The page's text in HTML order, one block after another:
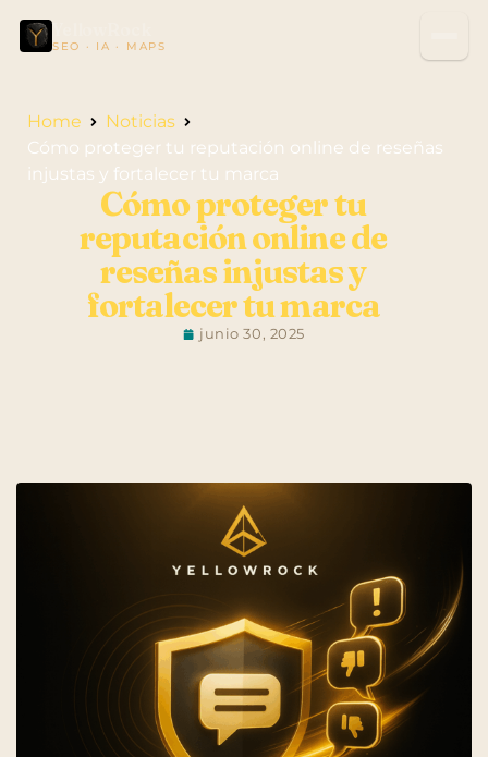
SEO · IA · MAPS
Home
Noticias
Cómo proteger tu reputación online de reseñas
injustas y fortalecer tu marca
Cómo proteger tu
reputación online de
reseñas injustas y
fortalecer tu marca
junio 30, 2025